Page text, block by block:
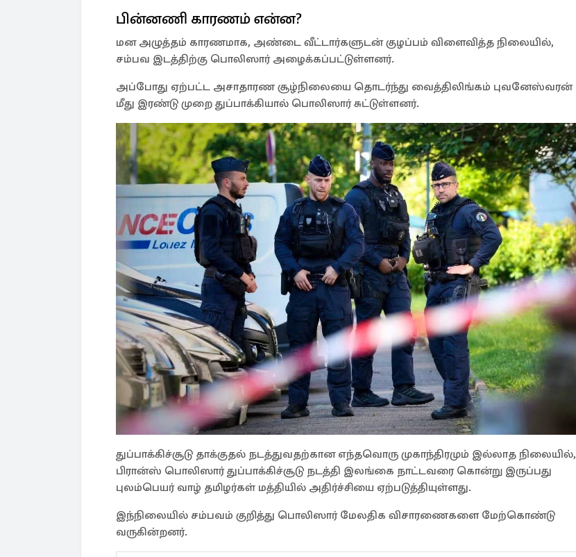
பின்னணி காரணம் என்ன?
மன அழுத்தம் காரணமாக, அண்டை வீட்டார்களுடன் குழப்பம் விளைவித்த நிலையில்,
சம்பவ இடத்திற்கு பொலிஸார் அழைக்கப்பட்டுள்ளனர்.
அப்போது ஏற்பட்ட அசாதாரண சூழ்நிலையை தொடர்ந்து வைத்திலிங்கம் புவனேஸ்வரன்
மீது இரண்டு முறை துப்பாக்கியால் பொலிஸார் சுட்டுள்ளனர்.
துப்பாக்கிச்சூடு தாக்குதல் நடத்துவதற்கான எந்தவொரு முகாந்திரமும் இல்லாத நிலையில்,
பிரான்ஸ் பொலிஸார் துப்பாக்கிச்சூடு நடத்தி இலங்கை நாட்டவரை கொன்று இருப்பது
புலம்பெயர் வாழ் தமிழர்கள் மத்தியில் அதிர்ச்சியை ஏற்படுத்தியுள்ளது.
இந்நிலையில் சம்பவம் குறித்து பொலிஸார் மேலதிக விசாரணைகளை மேற்கொண்டு
வருகின்றனர்.